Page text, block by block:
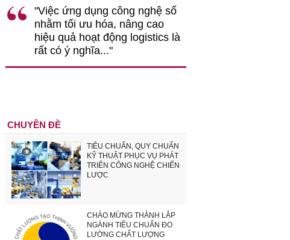
"Việc ứng dụng công nghệ số
nhằm tối ưu hóa, nâng cao
hiệu quả hoạt động logistics là
rất có ý nghĩa..."
CHUYÊN ĐỀ
TIÊU CHUẨN, QUY CHUẨN
KỸ THUẬT PHỤC VỤ PHÁT
TRIỂN CÔNG NGHỆ CHIẾN
LƯỢC
CHÀO MỪNG THÀNH LẬP
NGÀNH TIÊU CHUẨN ĐO
LƯỜNG CHẤT LƯỢNG